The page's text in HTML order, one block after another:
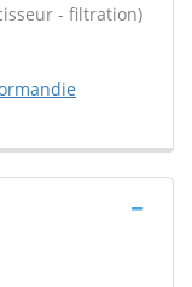
- filtration)